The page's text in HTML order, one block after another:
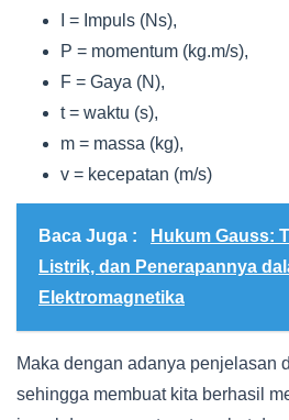
I = Impuls (Ns),
P = momentum (kg.m/s),
F = Gaya (N),
t = waktu (s),
m = massa (kg),
v = kecepatan (m/s)
Baca Juga :
Hukum Gauss:
Listrik, dan Penerapannya
Elektromagnetika
Maka dengan adanya penjelasan
sehingga membuat kita berhasil